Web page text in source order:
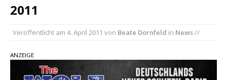
Randy Travis veröffentlicht mit „I Don’t Care“
Danke für Euer Vertrauen: Country.de erreicht
täglich rund 10.000 Leser
2011
Veröffentlicht am 4. April 2011 von Beate Dornfeld in News//
ANZEIGE